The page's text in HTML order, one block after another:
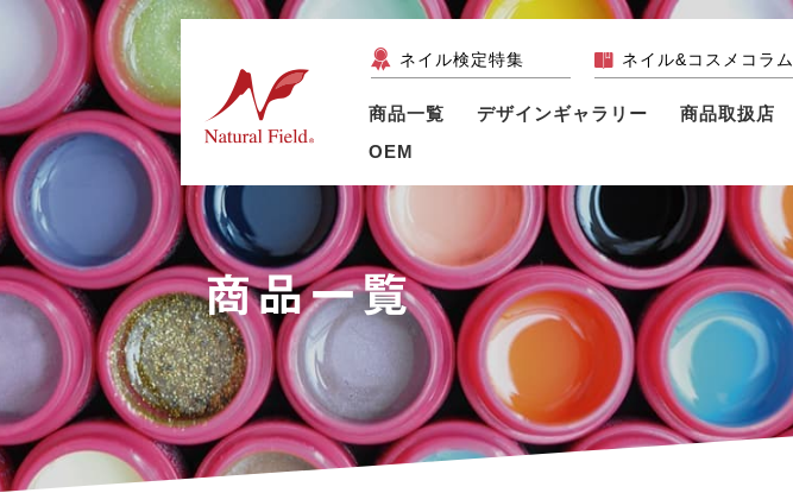
ネイル検定特集 ネイル&コスメコラム
商品一覧 デザインギャラリー 商品取扱店
OEM
商品一覧